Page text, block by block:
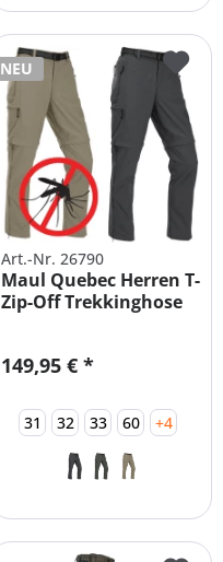
NEU
Art.-Nr. 26790
Maul Quebec Herren T-
Zip-Off Trekkinghose
149,95 € *
31 32 33 60 +4